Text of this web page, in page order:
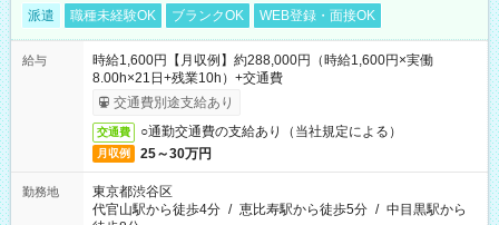
派遣 職種未経験OK ブランクOK WEB登録・面接OK
給与
時給1,600円【月収例】約288,000円（時給1,600円×実働
8.00h×21日+残業10h）+交通費
交通費別途支給あり
交通費 ○通勤交通費の支給あり（当社規定による）
月収例 25～30万円
勤務地
東京都渋谷区
代官山駅から徒歩4分 / 恵比寿駅から徒歩5分 / 中目黒駅から